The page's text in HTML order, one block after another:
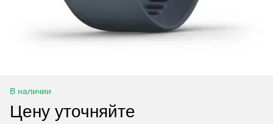
В наличии
Цену уточняйте